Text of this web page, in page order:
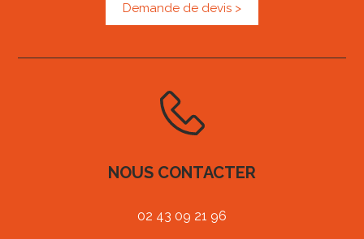
NOUS CONTACTER
02 43 09 21 96
Demande de devis >